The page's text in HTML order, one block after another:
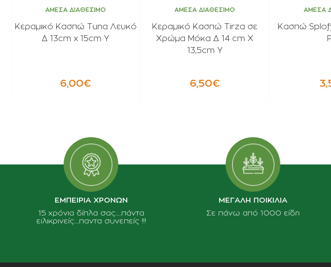
ΑΜΕΣΑ ΔΙΑΘΕΣΙΜΟ
Κεραμικό Κασπώ Tuna Λευκό
Δ 13cm x 15cm Υ
6,00€
ΑΜΕΣΑ ΔΙΑΘΕΣΙΜΟ
Κεραμικό Κασπώ Tirza σε
Χρώμα Μόκα Δ 14 cm Χ
13,5cm Υ
6,50€
ΑΜΕΣΑ
Κασπώ
ΕΜΠΕΙΡΙΑ ΧΡΟΝΩΝ
15 χρόνια δίπλα σας......πάντα
ειλικρινείς.....παντα συνεπείς !!!
ΜΕΓΑΛΗ ΠΟΙΚΙΛΙΑ
Σε πάνω από 1000 είδη